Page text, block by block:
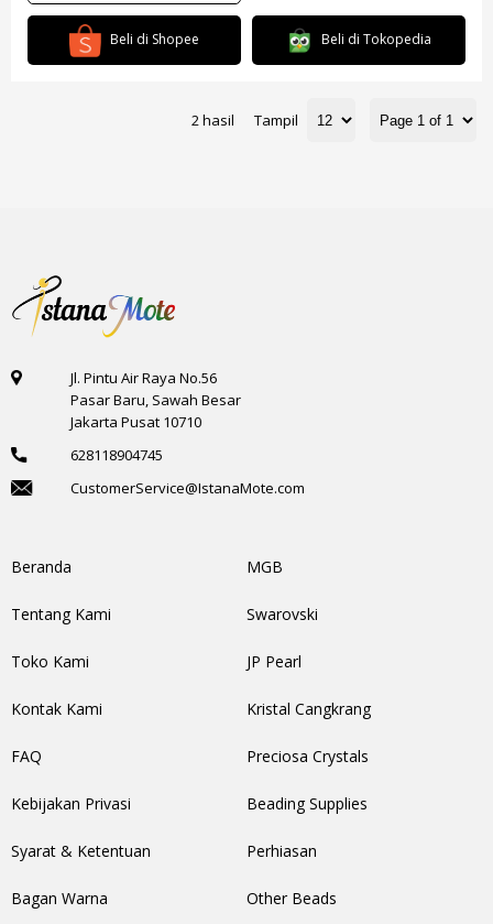
Beli di Shopee Beli di Tokopedia
2 hasil Tampil
Jl. Pintu Air Raya No.56
Pasar Baru, Sawah Besar
Jakarta Pusat 10710
628118904745
CustomerService@IstanaMote.com
Beranda
Tentang Kami
Toko Kami
Kontak Kami
FAQ
Kebijakan Privasi
Syarat & Ketentuan
Bagan Warna
MGB
Swarovski
JP Pearl
Kristal Cangkrang
Preciosa Crystals
Beading Supplies
Perhiasan
Other Beads